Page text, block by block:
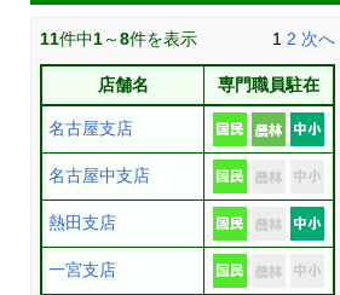
11件中1～8件を表示 1 2 次へ
店舗名 専門職員駐在
名古屋支店
名古屋中支店
熱田支店
一宮支店